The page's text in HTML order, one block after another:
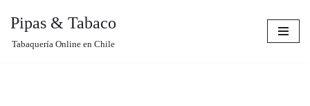
Pipas & Tabaco
Tabaquería Online en Chile